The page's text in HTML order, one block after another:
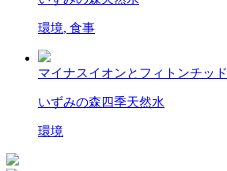
環境, 食事
マイナスイオンとフィトンチッド
いずみの森 四季天然水
環境